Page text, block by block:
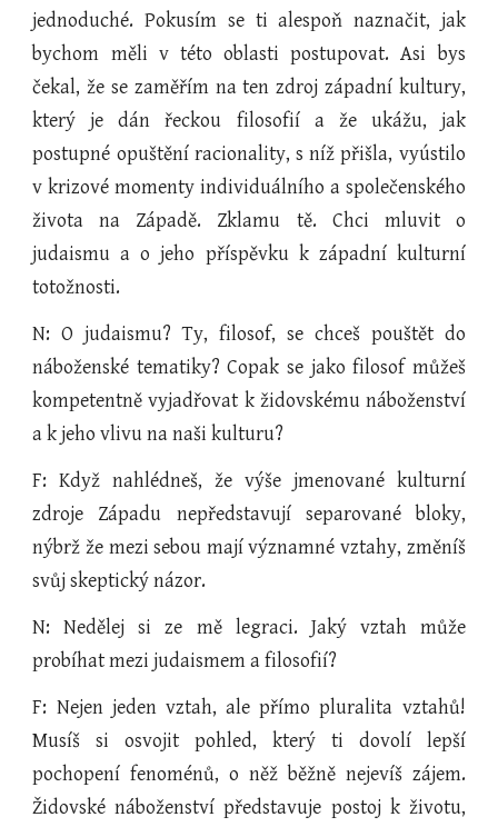
jednoduché. Pokusím se ti alespoň naznačit, jak
bychom měli v této oblasti postupovat. Asi bys
čekal, že se zaměřím na ten zdroj západní kultury,
který je dán řeckou filosofií a že ukážu, jak
postupné opuštění racionality, s níž přišla, vyústilo
v krizové momenty individuálního a společenského
života na Západě. Zklamu tě. Chci mluvit o
judaismu a o jeho příspěvku k západní kulturní
totožnosti.
N: O judaismu? Ty, filosof, se chceš pouštět do
náboženské tematiky? Copak se jako filosof můžeš
kompetentně vyjadřovat k židovskému náboženství
a k jeho vlivu na naši kulturu?
F: Když nahlédneš, že výše jmenované kulturní
zdroje Západu nepředstavují separované bloky,
nýbrž že mezi sebou mají významné vztahy, změníš
svůj skeptický názor.
N: Nedělej si ze mě legraci. Jaký vztah může
probíhat mezi judaismem a filosofií?
F: Nejen jeden vztah, ale přímo pluralita vztahů!
Musíš si osvojit pohled, který ti dovolí lepší
pochopení fenoménů, o něž běžně nejevíš zájem.
Židovské náboženství představuje postoj k životu,